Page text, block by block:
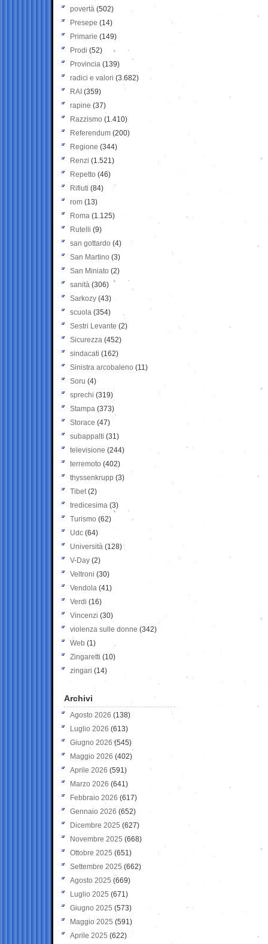
povertà (502)
Presepe (14)
Primarie (149)
Prodi (52)
Provincia (139)
radici e valori (3.682)
RAI (359)
rapine (37)
Razzismo (1.410)
Referendum (200)
Regione (344)
Renzi (1.521)
Repetto (46)
Rifiuti (84)
rom (13)
Roma (1.125)
Rutelli (9)
san gottardo (4)
San Martino (3)
San Miniato (2)
sanità (306)
Sarkozy (43)
scuola (354)
Sestri Levante (2)
Sicurezza (452)
sindacati (162)
Sinistra arcobaleno (11)
Soru (4)
sprechi (319)
Stampa (373)
Storace (47)
subappalti (31)
televisione(244)
terremoto (402)
thyssenkrupp (3)
Tibet(2)
tredicesima (3)
Turismo (62)
Udc (64)
Università (128)
V-Day (2)
Veltroni (30)
Vendola (41)
Verdi (16)
Vincenzi (30)
violenza sulle donne (342)
Web (1)
Zingaretti (10)
zingari (14)
Archivi
Agosto 2026 (138)
Luglio 2026 (613)
Giugno 2026 (545)
Maggio 2026 (402)
Aprile 2026 (591)
Marzo 2026 (641)
Febbraio 2026 (617)
Gennaio 2026 (652)
Dicembre 2025 (627)
Novembre 2025 (668)
Ottobre 2025 (651)
Settembre 2025 (662)
Agosto 2025 (669)
Luglio 2025 (671)
Giugno 2025 (573)
Maggio 2025 (591)
Aprile 2025 (622)